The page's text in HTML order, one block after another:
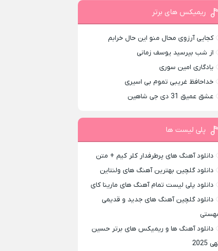
ریمیکس های برتر
کجایی آرزوی محال منو این حال خرابم
از شب بپرسید یوسف زمانی
یادگاری امین سوری
خداحافظ غریبی تموم بی اسیری
عشق عمیق 31 دی جی شاهین
پلی لیست ها
دانلود آهنگ های پرطرفدار کلر کیم + متن
دانلود گلچین بهترین آهنگ های ولنتاین
دانلود پلی لیست تمام آهنگ های مارینا کای
دانلود گلچین آهنگ های جدید و قدیمی
دانلود آهنگ ها و ریمیکس های برتر حسین
2025